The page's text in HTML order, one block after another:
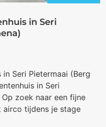
in Seri
Seri Pietermaai (Berg
in Seri
zoek naar een fijne
airco tijdens je stage